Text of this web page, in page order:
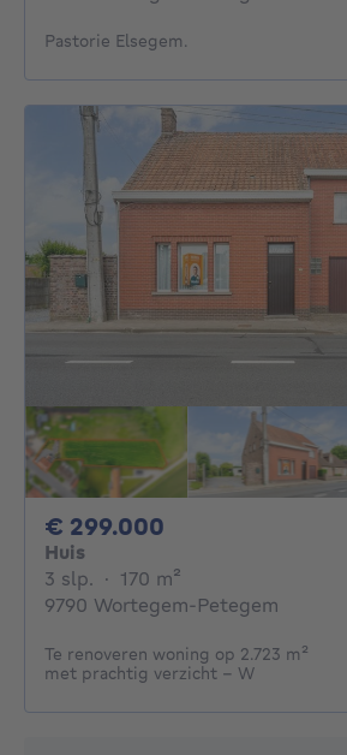
Pastorie Elsegem.
€ 299.000
Huis
3 slp. 3 slaapkamers
· 170 m²
9790 Wortegem-Petegem
Te renoveren woning op 2.723 m²
met prachtig verzicht – W